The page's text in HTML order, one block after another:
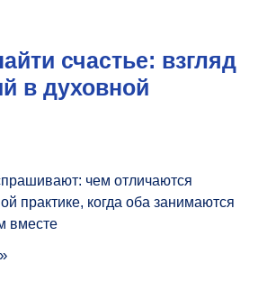
счастье: взгляд
в духовной
чем отличаются
практике, когда оба занимаются
вместе